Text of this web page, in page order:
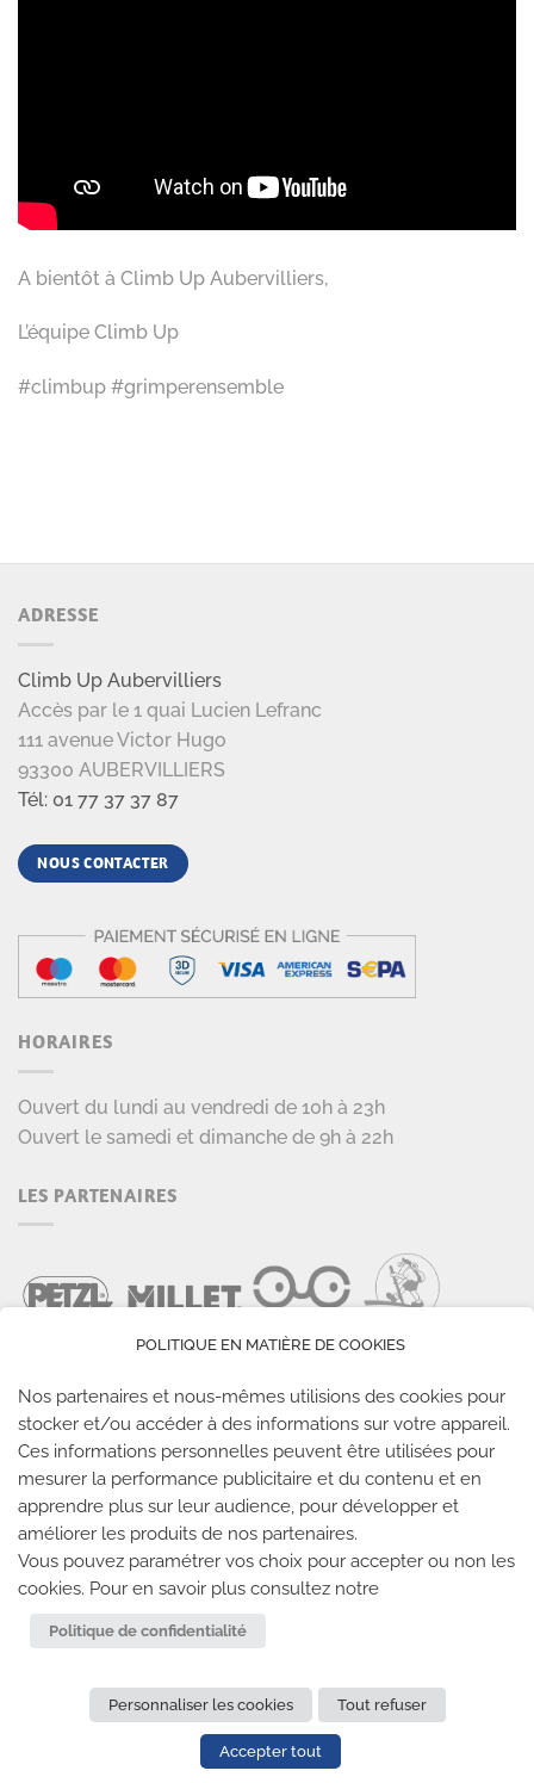
A bientôt à Climb Up Aubervilliers,
L’équipe Climb Up
#climbup #grimperensemble
ADRESSE
Climb Up Aubervilliers
Accès par le 1 quai Lucien Lefranc
111 avenue Victor Hugo
93300 AUBERVILLIERS
Tél: 01 77 37 37 87
NOUS CONTACTER
HORAIRES
Ouvert du lundi au vendredi de 10h à 23h
Ouvert le samedi et dimanche de 9h à 22h
LES PARTENAIRES
LES SALLES CLIMB UP
Climb Up vous accueille dans ses salles, partout en
France
TROUVE TA SALLE
REJOIGNEZ-NOUS-CLIMB UP INVESTISSEMENTS
MENTIONS LÉGALES
CONFIDENTIALITÉ
DROITS RÉSERVÉS
POLITIQUE EN MATIÈRE DE COOKIES
Nos partenaires et nous-mêmes utilisions des cookies pour
stocker et/ou accéder à des informations sur votre appareil.
Ces informations personnelles peuvent être utilisées pour
mesurer la performance publicitaire et du contenu et en
apprendre plus sur leur audience, pour développer et
améliorer les produits de nos partenaires.
Vous pouvez paramétrer vos choix pour accepter ou non les
cookies. Pour en savoir plus consultez notre
Politique de confidentialité
Personnaliser les cookies Tout refuser
Accepter tout